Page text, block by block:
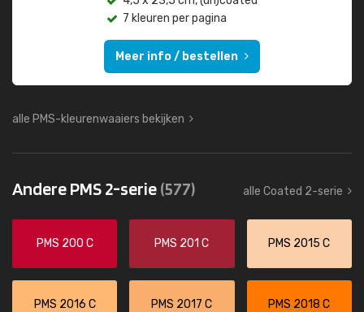
7 kleuren per pagina
Meer info / bestellen
alle PMS-kleurenwaaiers bekijken
Andere PMS 2-serie(577) alle Coated 2-serie
PMS 200 C PMS 201 C PMS 2015 C
PMS 2016 C PMS 2017 C PMS 2018 C